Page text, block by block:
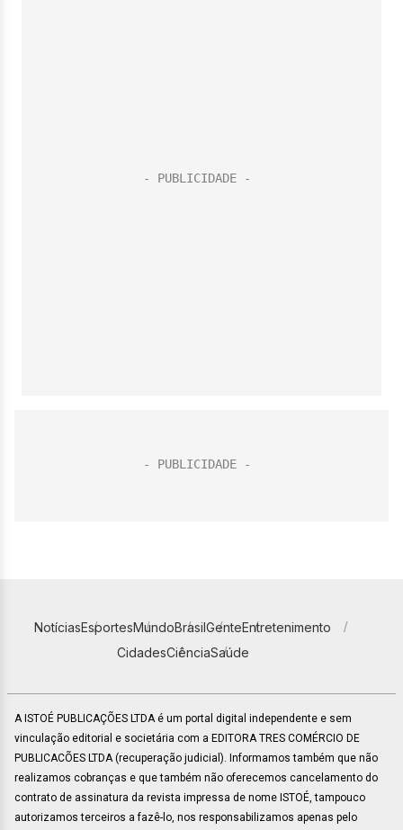
NotíciasEsportesMundoBrasilGenteEntretenimento
CidadesCiênciaSaúde
A ISTOÉ PUBLICAÇÕES LTDA é um portal digital independente e sem
vinculação editorial e societária com a EDITORA TRES COMÉRCIO DE
PUBLICACÕES LTDA (recuperação judicial). Informamos também que não
realizamos cobranças e que também não oferecemos cancelamento do
contrato de assinatura da revista impressa de nome ISTOÉ, tampouco
autorizamos terceiros a fazê-lo, nos responsabilizamos apenas pelo